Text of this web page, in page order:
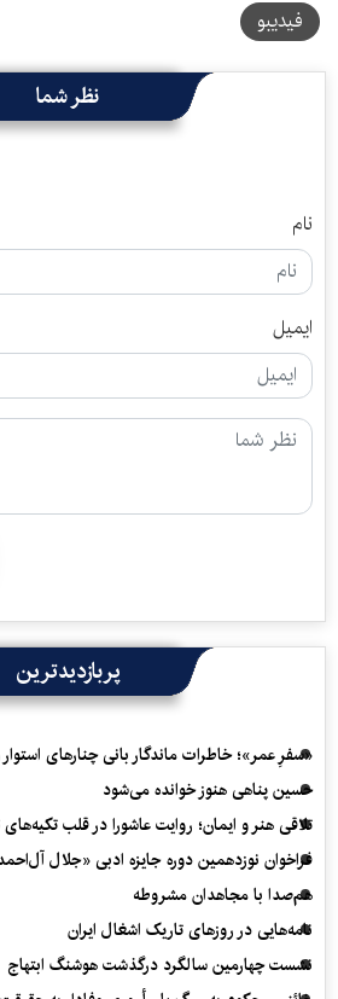
فیدیبو
نظر شما
نام
ایمیل
پربازدیدترین
«سفرِ عمر»؛ خاطرات ماندگار بانی چنارهای
حسین پناهی هنوز خوانده می‌شود
تلاقی هنر و ایمان؛ روایت عاشورا در قلب
فراخوان نوزدهمین دوره جایزه ادبی «جلال
هم‌صدا با مجاهدان مشروطه
نامه‌هایی در روزهای تاریک اشغال ایران
نشست چهارمین سالگرد درگذشت هوشنگ ابتهاج